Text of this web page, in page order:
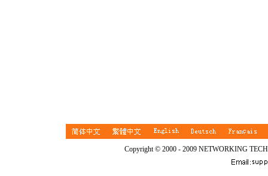
Copyright © 2000 - 2009 NETWORKING